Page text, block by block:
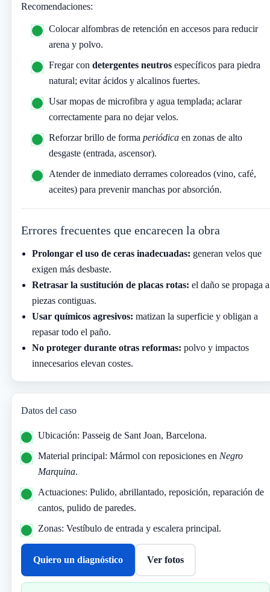
Recomendaciones:
Colocar alfombras de retención en accesos para reducir
arena y polvo.
Fregar con detergentes neutros específicos para piedra
natural; evitar ácidos y alcalinos fuertes.
Usar mopas de microfibra y agua templada; aclarar
correctamente para no dejar velos.
Reforzar brillo de forma periódica en zonas de alto
desgaste (entrada, ascensor).
Atender de inmediato derrames coloreados (vino, café,
aceites) para prevenir manchas por absorción.
Errores frecuentes que encarecen la obra
Prolongar el uso de ceras inadecuadas: generan velos que
exigen más desbaste.
Retrasar la sustitución de placas rotas: el daño se propaga a
piezas contiguas.
Usar químicos agresivos: matizan la superficie y obligan a
repasar todo el paño.
No proteger durante otras reformas: polvo y impactos
innecesarios elevan costes.
Datos del caso
Ubicación: Passeig de Sant Joan, Barcelona.
Material principal: Mármol con reposiciones en Negro
Marquina.
Actuaciones: Pulido, abrillantado, reposición, reparación de
cantos, pulido de paredes.
Zonas: Vestíbulo de entrada y escalera principal.
Quiero un diagnóstico Ver fotos